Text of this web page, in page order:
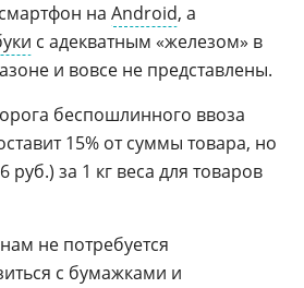
на Android, а
с адекватным «железом» в
и вовсе не представлены.
беспошлинного ввоза
15% от суммы товара, но
руб.) за 1 кг веса для товаров
не потребуется
с бумажками и